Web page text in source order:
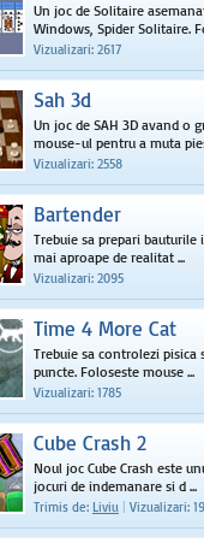
Un joc de Solitaire
Windows, Spider Solitaire.
Vizualizari: 2617
Sah 3d
Un joc de SAH 3D avand o
mouse-ul pentru a muta
Vizualizari: 2558
Bartender
Trebuie sa prepari
mai aproape de realitat ...
Vizualizari: 2095
Time 4 More Cat
Trebuie sa controlezi
puncte. Foloseste mouse ...
Vizualizari: 1785
Cube Crash 2
Noul joc Cube Crash este
jocuri de indemanare si d ...
Trimis de: Liviu Vizualizari: